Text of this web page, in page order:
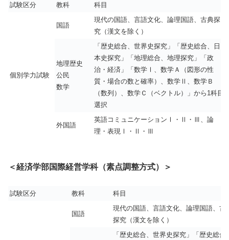
試験区分 教科 科目
個別学力試験
国語
現代の国語、言語文化、論理国語、古典探
究（漢文を除く）
地理歴史
公民
数学
「歴史総合、世界史探究」「歴史総合、日
本史探究」「地理総合、地理探究」「政
治・経済」「数学Ⅰ、数学Ａ（図形の性
質・場合の数と確率）、数学Ⅱ、数学Ｂ
（数列）、数学Ｃ（ベクトル）」から1科目
選択
外国語
英語コミュニケーションⅠ・Ⅱ・Ⅲ、論
理・表現Ⅰ・Ⅱ・Ⅲ
＜経済学部国際経営学科（素点調整方式）＞
試験区分 教科 科目
国語
現代の国語、言語文化、論理国語、古
探究（漢文を除く）
「歴史総合、世界史探究」「歴史総合